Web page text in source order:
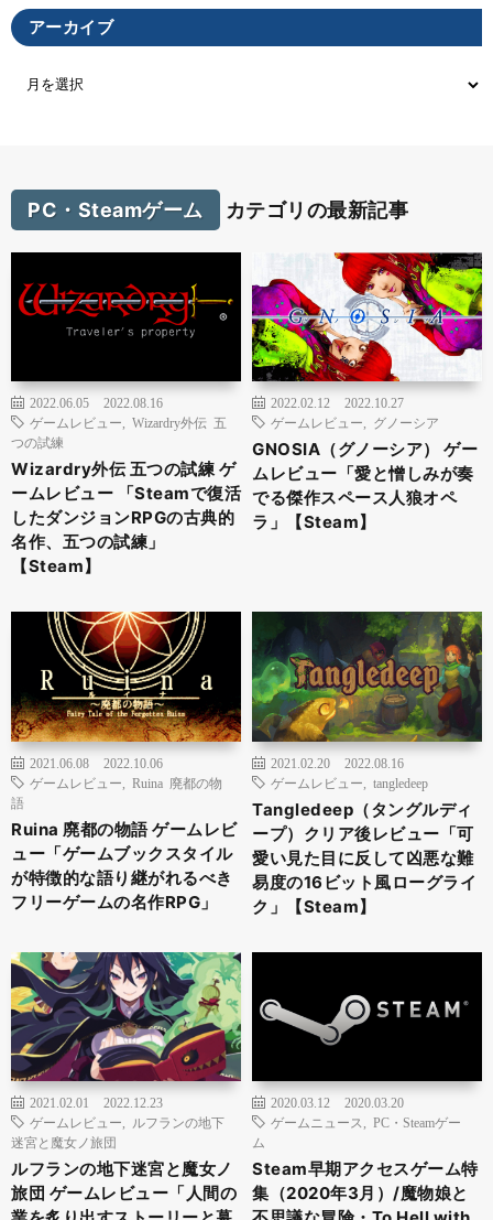
アーカイブ
PC・Steamゲーム カテゴリの最新記事
2022.06.05
2022.08.16
ゲームレビュー
Wizardry外伝 五
つの試練
Wizardry外伝 五つの試練 ゲ
ームレビュー 「Steamで復活
したダンジョンRPGの古典的
名作、五つの試練」
【Steam】
2022.02.12
2022.10.27
ゲームレビュー
グノーシア
GNOSIA（グノーシア） ゲー
ムレビュー「愛と憎しみが奏
でる傑作スペース人狼オペ
ラ」【Steam】
2021.06.08
2022.10.06
ゲームレビュー
Ruina 廃都の物
語
Ruina 廃都の物語 ゲームレビ
ュー「ゲームブックスタイル
が特徴的な語り継がれるべき
フリーゲームの名作RPG」
2021.02.20
2022.08.16
ゲームレビュー
tangledeep
Tangledeep（タングルディ
ープ）クリア後レビュー「可
愛い見た目に反して凶悪な難
易度の16ビット風ローグライ
ク」【Steam】
2021.02.01
2022.12.23
ゲームレビュー
ルフランの地下
迷宮と魔女ノ旅団
ルフランの地下迷宮と魔女ノ
旅団 ゲームレビュー「人間の
2020.03.12
2020.03.20
ゲームニュース
PC・Steamゲー
ム
Steam早期アクセスゲーム特
集（2020年3月）/魔物娘と